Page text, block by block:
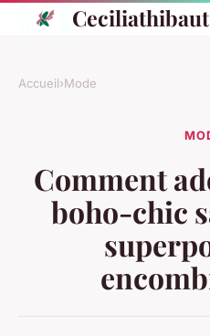
Ceciliathibaut
Accueil›Mode
Comment
boho-chic